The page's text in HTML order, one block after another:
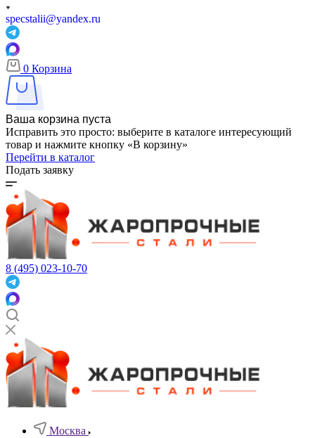
specstalii@yandex.ru
0 Корзина
Ваша корзина пуста
Исправить это просто: выберите в каталоге интересующий
товар и нажмите кнопку «В корзину»
Перейти в каталог
Подать заявку
8 (495) 023-10-70
Москва